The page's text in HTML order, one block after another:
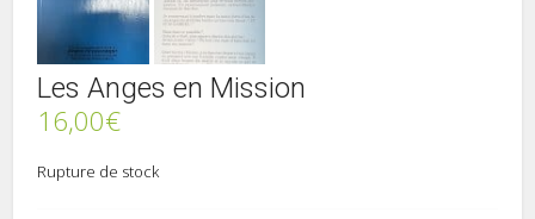
Les Anges en Mission
16,00€
Rupture de stock